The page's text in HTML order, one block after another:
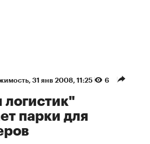
⁠, 31 янв 2008, 11:25 6
логистик"
парки для